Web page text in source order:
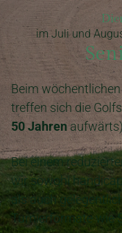
im Juli und
Beim
treffen sich die
50 Jahren
Bei einem
wir sowohl
als auch
Turnierformate wie